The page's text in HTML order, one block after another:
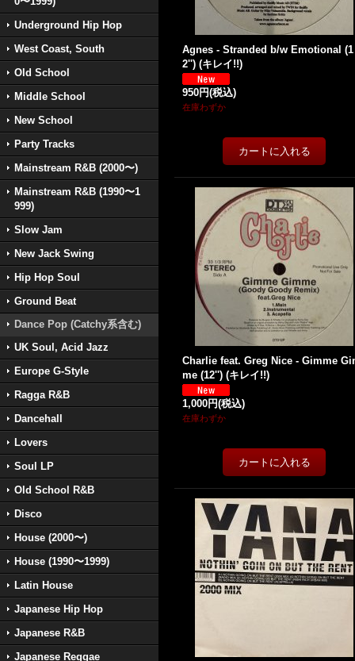
Underground Hip Hop
West Coast, South
Old School
Middle School
New School
Party Tracks
Mainstream R&B (2000〜)
Mainstream R&B (1990〜1
999)
Slow Jam
New Jack Swing
Hip Hop Soul
Ground Beat
Dance Pop (Catchy系含む)
UK Soul, Acid Jazz
Europe G-Style
Ragga R&B
Dancehall
Lovers
Soul LP
Old School R&B
Disco
House (2000〜)
House (1990〜1999)
Latin House
Japanese Hip Hop
Japanese R&B
Japanese Reggae
Agnes - Stranded b/w Emotional (1
2'') (キレイ!!)
950円(税込)
在庫わずか
Charlie feat. Greg Nice - Gimme
me (12'') (キレイ!!)
1,000円(税込)
在庫わずか